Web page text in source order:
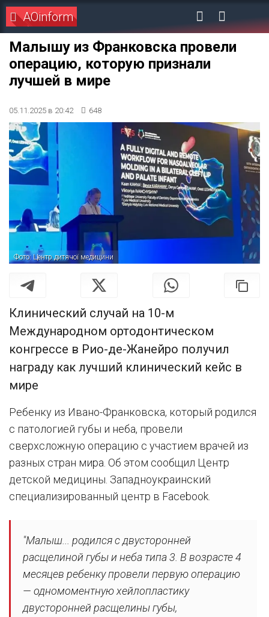
AOinform
Малышу из Франковска провели
операцию, которую признали
лучшей в мире
05.11.2025 в 20:42 648
Фото: Центр дитячої медицини
Клинический случай на 10-м
Международном ортодонтическом
конгрессе в Рио-де-Жанейро получил
награду как лучший клинический кейс в
мире
Ребенку из Ивано-Франковска, который родился
с патологией губы и неба, провели
сверхсложную операцию с участием врачей из
разных стран мира. Об этом сообщил Центр
детской медицины. Западноукраинский
специализированный центр в Facebook.
"Малыш... родился с двусторонней
расщелиной губы и неба типа 3. В возрасте 4
месяцев ребенку провели первую операцию
— одномоментную хейлопластику
двусторонней расщелины губы,